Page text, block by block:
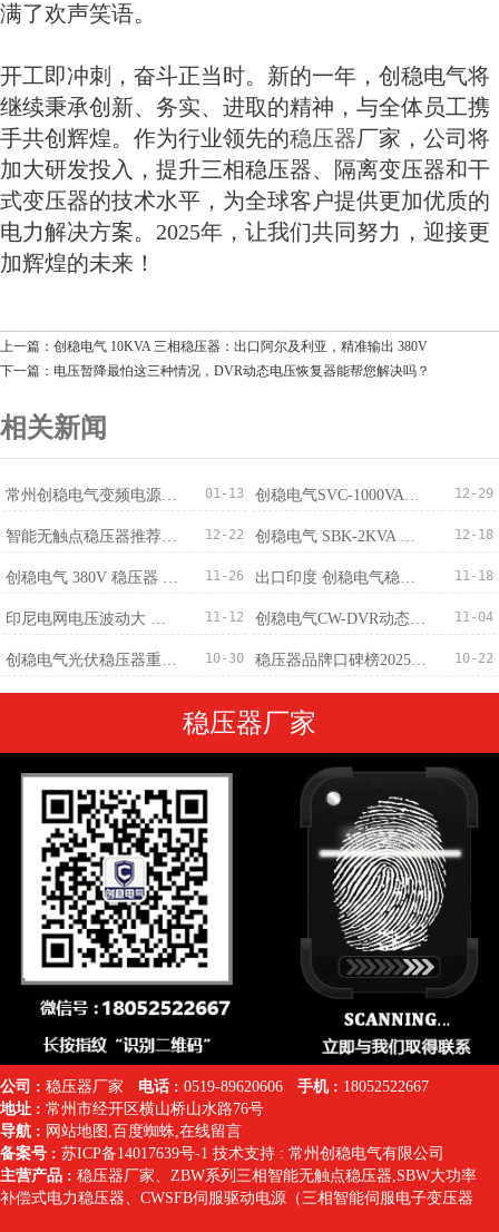
满了欢声笑语。
开工即冲刺，奋斗正当时。新的一年，创稳电气将
继续秉承创新、务实、进取的精神，与全体员工携
手共创辉煌。作为行业领先的稳压器厂家，公司将
加大研发投入，提升三相稳压器、隔离变压器和干
式变压器的技术水平，为全球客户提供更加优质的
电力解决方案。2025年，让我们共同努力，迎接更
加辉煌的未来！
上一篇：创稳电气 10KVA 三相稳压器：出口阿尔及利亚，精准输出 380V
下一篇：电压暂降最怕这三种情况，DVR动态电压恢复器能帮您解决吗？
相关新闻
常州创稳电气变频电源成功出口越南，国际化布局稳步推进 01-13 创稳电气SVC-1000VA稳压器获100台订单适配监控220V/110V 12-29
智能无触点稳​压器推荐：免维护+稳压精度±0.5% 12-22 创稳电气 SBK-2KVA 三相干式变压器 380V 转 220V 批量订购完成 12-18
创稳电气 380V 稳压器 500KVA 成功出口马来西亚 赋能精密制造电压稳定新标杆 11-26 出口印度 创稳电气稳压器厂家：中国智造筑牢南亚供电防线 11-18
印尼电网电压波动大 创稳电气稳压器提供稳定解决方案 11-12 创稳电气CW-DVR动态电压恢复装置-专业治理 11-04
创稳电气光伏稳压器重磅发布：300V-460V宽幅输入，±1%稳压精度适配全场景 10-30 稳压器品牌口碑榜2025最新 10-22
稳压器厂家
公司 : 稳压器厂家 电话 : 0519-89620606 手机 : 18052522667
地址 : 常州市经开区横山桥山水路76号
导航 : 网站地图 百度蜘蛛 在线留言
备案号 : 苏ICP备14017639号-1 技术支持 : 常州创稳电气有限公司
主营产品 : 稳压器厂家 ZBW系列三相智能无触点稳压器 ,SBW大功率
补偿式电力稳压器
CWSFB伺服驱动电源（三相智能伺服电子变压器